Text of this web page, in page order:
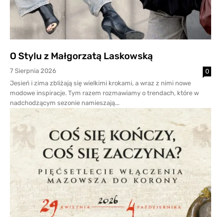
O Stylu z Małgorzatą Laskowską
7 Sierpnia 2026
0
Jesień i zima zbliżają się wielkimi krokami, a wraz z nimi nowe
modowe inspiracje. Tym razem rozmawiamy o trendach, które w
nadchodzącym sezonie namieszają...